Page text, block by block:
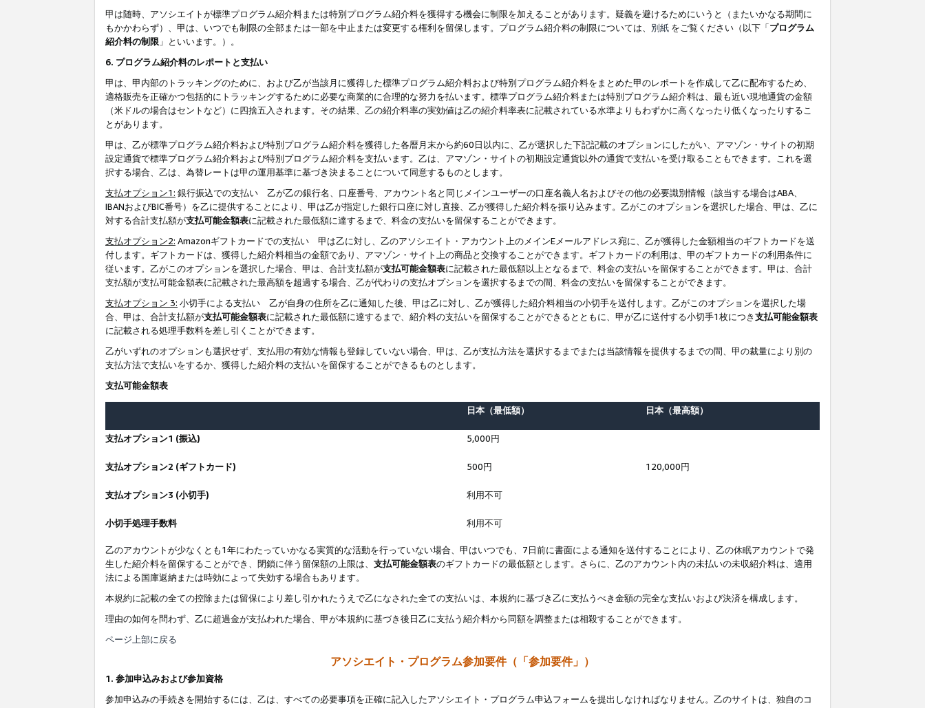
甲は随時、アソシエイトが標準プログラム紹介料または特別プログラム紹介料を獲得する機会に制限を加えることがあります。疑義を避けるためにいうと（またいかなる期間に
もかかわらず）、甲は、いつでも制限の全部または一部を中止または変更する権利を留保します。プログラム紹介料の制限については、 別紙 をご覧ください（以下「プログラム
紹介料の制限 」といいます。）。
6. プログラム紹介料のレポートと支払い
甲は、甲内部のトラッキングのために、および乙が当該月に獲得した標準プログラム紹介料および特別プログラム紹介料をまとめた甲のレポートを作成して乙に配布するため、
適格販売を正確かつ包括的にトラッキングするために必要な商業的に合理的な努力を払います。標準プログラム紹介料または特別プログラム紹介料は、最も近い現地通貨の金額
（米ドルの場合はセントなど）に四捨五入されます。その結果、乙の紹介料率の実効値は乙の紹介料率表に記載されている水準よりもわずかに高くなったり低くなったりするこ
とがあります。
甲は、乙が標準プログラム紹介料および特別プログラム紹介料を獲得した各暦月末から約60日以内に、乙が選択した下記記載のオプションにしたがい、アマゾン・サイトの初期
設定通貨で標準プログラム紹介料および特別プログラム紹介料を支払います。乙は、アマゾン・サイトの初期設定通貨以外の通貨で支払いを受け取ることもできます。これを選
択する場合、乙は、為替レートは甲の運用基準に基づき決まることについて同意するものとします。
支払オプション1: 銀行振込での支払い 乙が乙の銀行名、口座番号、アカウント名と同じメインユーザーの口座名義人名およびその他の必要識別情報（該当する場合はABA、
IBANおよびBIC番号）を乙に提供することにより、甲は乙が指定した銀行口座に対し直接、乙が獲得した紹介料を振り込みます。乙がこのオプションを選択した場合、甲は、乙に
対する合計支払額が支払可能金額表に記載された最低額に達するまで、料金の支払いを留保することができます。
支払オプション2: Amazonギフトカードでの支払い 甲は乙に対し、乙のアソシエイト・アカウント上のメインEメールアドレス宛に、乙が獲得した金額相当のギフトカードを送
付します。ギフトカードは、獲得した紹介料相当の金額であり、アマゾン・サイト上の商品と交換することができます。ギフトカードの利用は、甲のギフトカードの利用条件に
従います。乙がこのオプションを選択した場合、甲は、合計支払額が支払可能金額表に記載された最低額以上となるまで、料金の支払いを留保することができます。甲は、合計
支払額が支払可能金額表に記載された最高額を超過する場合、乙が代わりの支払オプションを選択するまでの間、料金の支払いを留保することができます。
支払オプション 3: 小切手による支払い 乙が自身の住所を乙に通知した後、甲は乙に対し、乙が獲得した紹介料相当の小切手を送付します。乙がこのオプションを選択した場
合、甲は、合計支払額が支払可能金額表に記載された最低額に達するまで、紹介料の支払いを留保することができるとともに、甲が乙に送付する小切手1枚につき支払可能金額表
に記載される処理手数料を差し引くことができます。
乙がいずれのオプションも選択せず、支払用の有効な情報も登録していない場合、甲は、乙が支払方法を選択するまでまたは当該情報を提供するまでの間、甲の裁量により別の
支払方法で支払いをするか、獲得した紹介料の支払いを留保することができるものとします。
支払可能金額表
日本（最低額） 日本（最高額）
支払オプション1 (振込) 5,000円
支払オプション2 (ギフトカード) 500円 120,000円
支払オプション3 (小切手) 利用不可
小切手処理手数料 利用不可
乙のアカウントが少なくとも1年にわたっていかなる実質的な活動を行っていない場合、甲はいつでも、7日前に書面による通知を送付することにより、乙の休眠アカウントで発
生した紹介料を留保することができ、閉鎖に伴う留保額の上限は、 支払可能金額表のギフトカードの最低額とします。さらに、乙のアカウント内の未払いの未収紹介料は、適用
法による国庫返納または時効によって失効する場合もあります。
本規約に記載の全ての控除または留保により差し引かれたうえで乙になされた全ての支払いは、本規約に基づき乙に支払うべき金額の完全な支払いおよび決済を構成します。
理由の如何を問わず、乙に超過金が支払われた場合、甲が本規約に基づき後日乙に支払う紹介料から同額を調整または相殺することができます。
ページ上部に戻る
アソシエイト・プログラム参加要件（「参加要件」）
1. 参加申込みおよび参加資格
参加申込みの手続きを開始するには、乙は、すべての必要事項を正確に記入したアソシエイト・プログラム申込フォームを提出しなければなりません。乙のサイトは、独自のコ